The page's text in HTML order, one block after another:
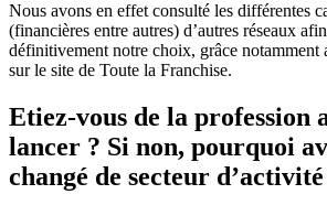
Nous avons en effet consulté les différentes
(financières entre autres) d’autres réseaux
définitivement notre choix, grâce notamment
sur le site de Toute la Franchise.
Etiez-vous de la profession
lancer ? Si non, pourquoi
changé de secteur